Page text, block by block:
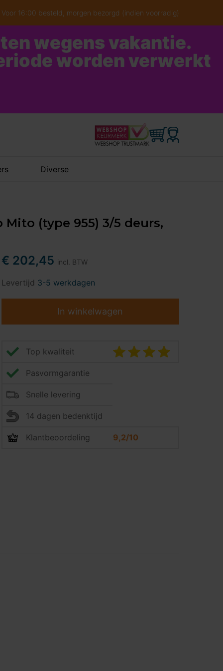
Voor 16:00 besteld, morgen bezorgd (indien voorradig)
wegens vakantie.
worden verwerkt
Diverse
(type 955) 3/5 deurs,
€ 202,45 incl. BTW
Levertijd 3-5 werkdagen
In winkelwagen
Top kwaliteit
Pasvormgarantie
Snelle levering
14 dagen bedenktijd
Klantbeoordeling 9,2/10